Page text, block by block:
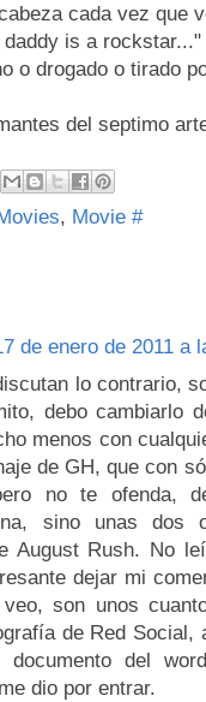
cada vez que
is a
o drogado o tirado
del septimo
, Movie #
de enero de 2011 a
lo contrario,
debo cambiarlo
menos con
de GH, que con
no te ofenda,
sino unas dos
August Rush. No
dejar mi
son unos
de Red
documento del
dio por entrar.